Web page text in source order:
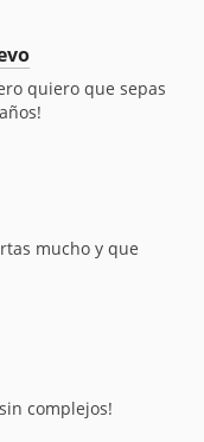
quiero que sepas
mucho y que
complejos!